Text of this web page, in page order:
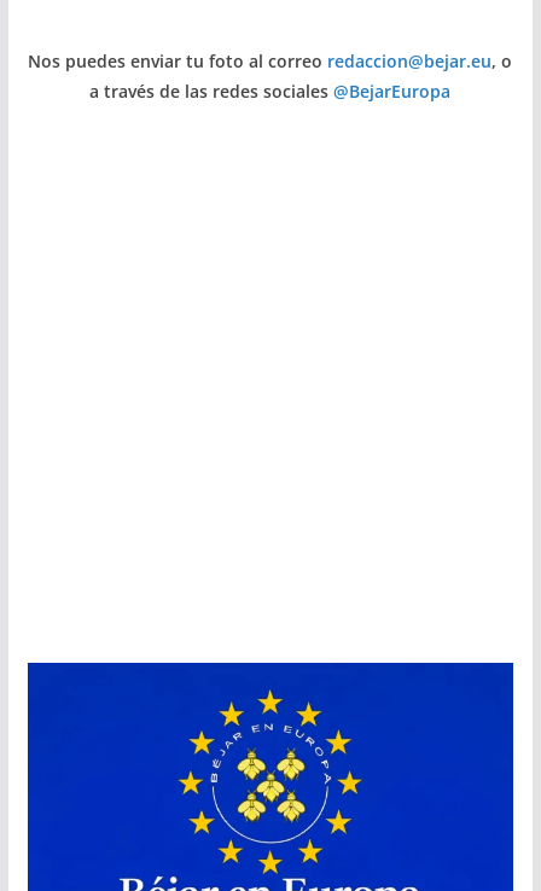
Nos puedes enviar tu foto al correo redaccion@bejar.eu, o
a través de las redes sociales@BejarEuropa